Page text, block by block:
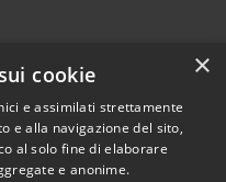
×
cookie
e assimilati strettamente
e alla navigazione del sito,
al solo fine di elaborare
e anonime.